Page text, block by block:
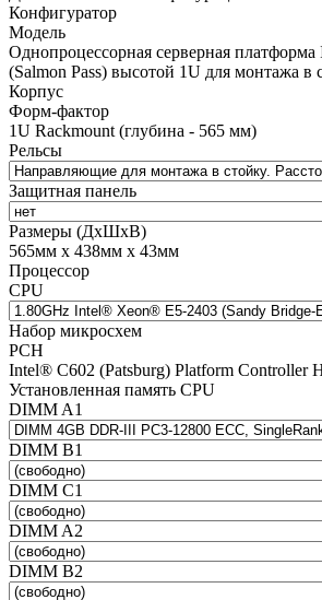
Конфигуратор
Модель
Однопроцессорная серверная
(Salmon Pass) высотой 1U для монтажа в
Корпус
Форм-фактор
1U Rackmount (глубина - 565 мм)
Рельсы
Защитная панель
Размеры (ДхШхВ)
565мм х 438мм х 43мм
Процессор
CPU
Набор микросхем
PCH
Intel® C602 (Patsburg) Platform Controller
Установленная память CPU
DIMM A1
DIMM B1
DIMM C1
DIMM A2
DIMM B2